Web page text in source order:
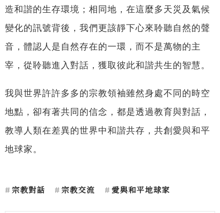
造和諧的生存環境；相同地，在這麼多天災及氣候
變化的訊號背後，我們更該靜下心來聆聽自然的聲
音，體認人是自然存在的一環，而不是萬物的主
宰，從聆聽進入對話，獲取彼此和諧共生的智慧。
我與世界許許多多的宗教領袖雖然身處不同的時空
地點，卻有著共同的信念，都是透過教育與對話，
教導人類在差異的世界中和諧共存，共創愛與和平
地球家。
宗教對話 宗教交流 愛與和平地球家